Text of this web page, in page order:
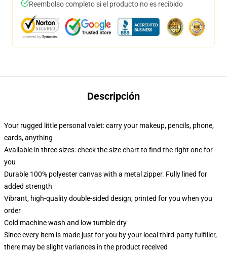
Reembolso completo si el producto no es recibido
Descripción
Your rugged little personal valet: carry your makeup, pencils, phone,
cards, anything
Available in three sizes: check the size chart to find the right one for
you
Durable 100% polyester canvas with a metal zipper. Fully lined for
added strength
Vibrant, high-quality double-sided design, printed for you when you
order
Cold machine wash and low tumble dry
Since every item is made just for you by your local third-party fulfiller,
there may be slight variances in the product received